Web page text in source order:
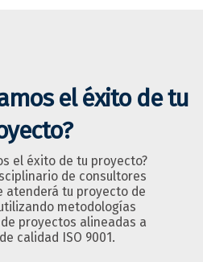
el éxito de tu
el éxito de tu proyecto?
de consultores
atenderá tu proyecto de
metodologías
proyectos alineadas a
calidad ISO 9001.